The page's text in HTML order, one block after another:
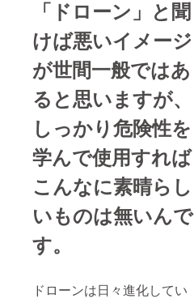
「ドローン」と聞
けば悪いイメージ
が世間一般ではあ
ると思いますが、
しっかり危険性を
学んで使用すれば
こんなに素晴らし
いものは無いんで
す。
ドローンは日々進化してい